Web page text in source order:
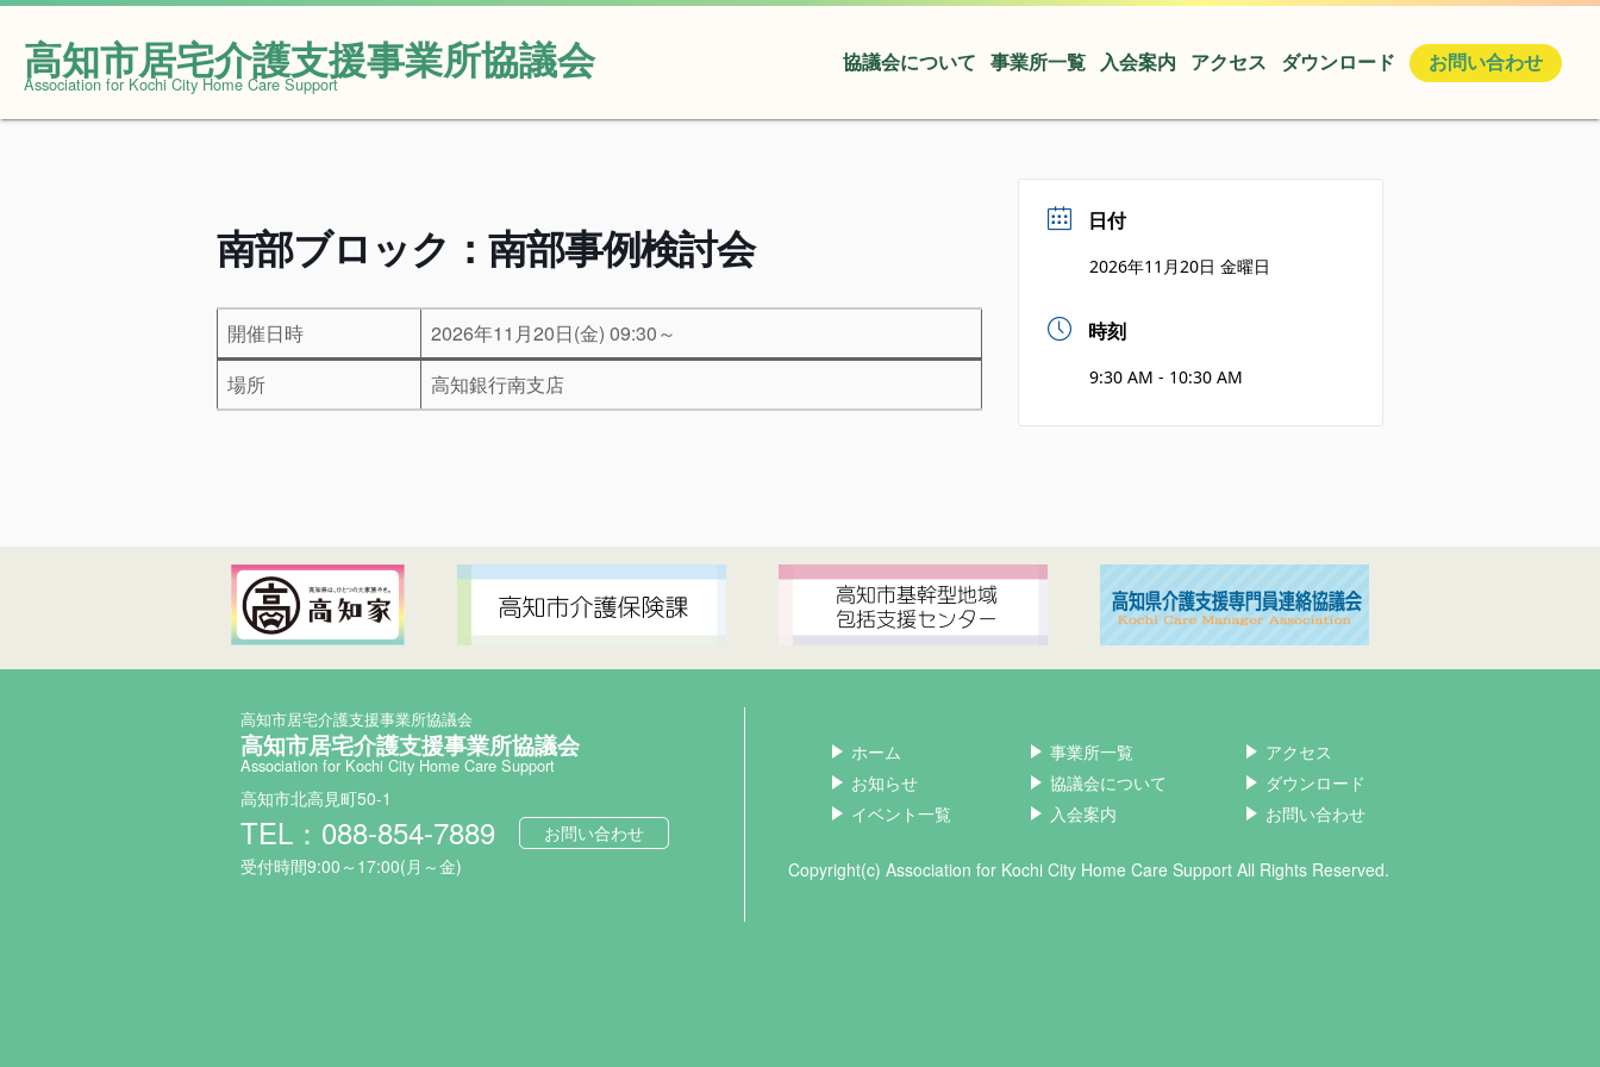
Skip
content
高知市居宅介護支援事業所協議会
Association for Kochi City Home Care Support
協議会について 事業所一覧 入会案内 アクセス ダウンロード お問い合わせ
南部ブロック：南部事例検討会
開催日時
2026年11月20日(金) 09:30～
場所
高知銀行南支店
日付
2026年11月20日 金曜日
時刻
9:30 AM - 10:30 AM
高知市居宅介護支援事業所協議会
高知市居宅介護支援事業所協議会
Association for Kochi City Home Care Support
高知市北高見町50-1
TEL：088-854-7889
受付時間9:00～17:00(月～金)
お問い合わせ
ホーム
お知らせ
イベント一覧
事業所一覧
協議会について
入会案内
アクセス
ダウンロード
お問い合わせ
Copyright(c) Association for Kochi City Home Care Support All Rights Reserved.